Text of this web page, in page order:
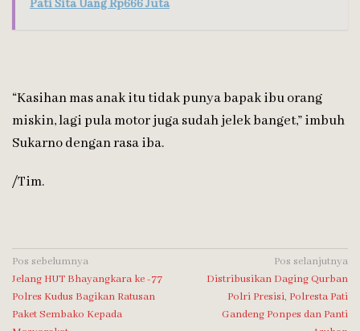
Pati Sita Uang Rp666 Juta
“Kasihan mas anak itu tidak punya bapak ibu orang
miskin, lagi pula motor juga sudah jelek banget,” imbuh
Sukarno dengan rasa iba.
/Tim.
Navigasi
pos
Pos sebelumnya
Jelang HUT Bhayangkara ke -77
Polres Kudus Bagikan Ratusan
Paket Sembako Kepada
Pos selanjutnya
Distribusikan Daging Qurban
Polri Presisi, Polresta Pati
Gandeng Ponpes dan Panti